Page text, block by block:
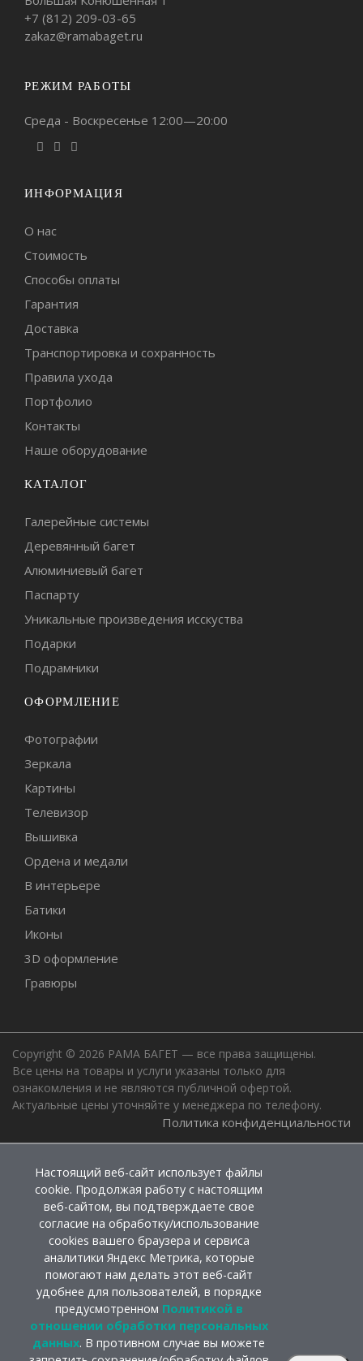
+7 (812) 209-03-65
zakaz@ramabaget.ru
РЕЖИМ РАБОТЫ
Среда - Воскресенье 12:00—20:00
ИНФОРМАЦИЯ
О нас
Стоимость
Способы оплаты
Гарантия
Доставка
Транспортировка и сохранность
Правила ухода
Портфолио
Контакты
Наше оборудование
КАТАЛОГ
Галерейные системы
Деревянный багет
Алюминиевый багет
Паспарту
Уникальные произведения исскуства
Подарки
Подрамники
ОФОРМЛЕНИЕ
Фотографии
Зеркала
Картины
Телевизор
Вышивка
Ордена и медали
В интерьере
Батики
Иконы
3D оформление
Гравюры
Copyright © 2026 РАМА БАГЕТ — все права защищены.
Все цены на товары и услуги указаны только для
ознакомления и не являются публичной офертой.
Актуальные цены уточняйте у менеджера по телефону.
Политика конфиденциальности
Настоящий веб-сайт использует файлы
cookie. Продолжая работу с настоящим
веб-сайтом, вы подтверждаете свое
согласие на обработку/использование
cookies вашего браузера и сервиса
аналитики Яндекс Метрика, которые
помогают нам делать этот веб-сайт
удобнее для пользователей, в порядке
предусмотренном Политикой в
отношении обработки персональных
данных. В противном случае вы можете